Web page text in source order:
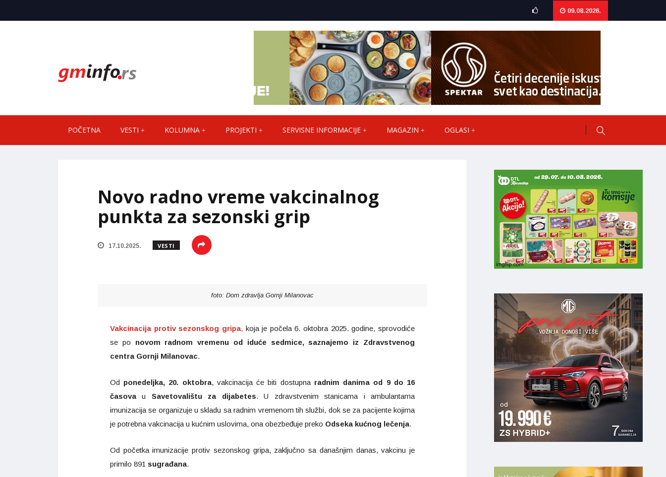
09.08.2026.
POČETNA VESTI KOLUMNA PROJEKTI SERVISNE INFORMACIJE MAGAZIN OGLASI
Novo radno vreme vakcinalnog
punkta za sezonski grip
17.10.2025. VESTI
foto: Dom zdravlja Gornji Milanovac
Vakcinacija protiv sezonskog gripa, koja je počela 6. oktobra 2025. godine, sprovodiće
se po novom radnom vremenu od iduće sedmice, saznajemo iz Zdravstvenog
centra Gornji Milanovac.
Od ponedeljka, 20. oktobra, vakcinacija će biti dostupna radnim danima od 9 do 16
časova u Savetovalištu za dijabetes. U zdravstvenim stanicama i ambulantama
imunizacija se organizuje u skladu sa radnim vremenom tih službi, dok se za pacijente kojima
je potrebna vakcinacija u kućnim uslovima, ona obezbeđuje preko Odseka kućnog lečenja.
Od početka imunizacije protiv sezonskog gripa, zaključno sa današnjim danas, vakcinu je
primilo 891 sugrađana.